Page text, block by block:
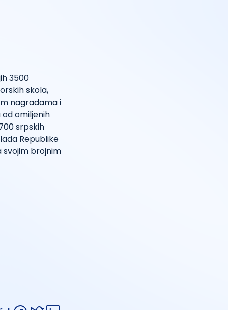
3500
skola,
nagradama i
omiljenih
srpskih
Republike
svojim brojnim